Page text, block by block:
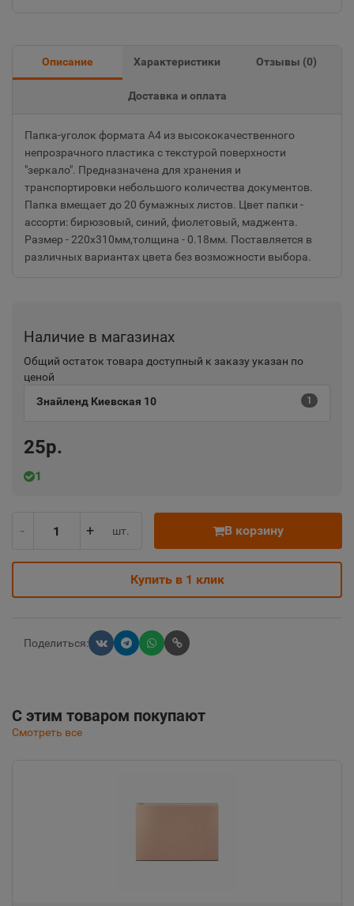
Описание Характеристики Отзывы (0)
Доставка и оплата
Папка-уголок формата А4 из высококачественного
непрозрачного пластика с текстурой поверхности
"зеркало". Предназначена для хранения и
транспортировки небольшого количества документов.
Папка вмещает до 20 бумажных листов. Цвет папки -
ассорти: бирюзовый, синий, фиолетовый, маджента.
Размер - 220х310мм,толщина - 0.18мм. Поставляется в
различных вариантах цвета без возможности выбора.
Наличие в магазинах
Общий остаток товара доступный к заказу указан по
ценой
Знайленд Киевская 10
1
25р.
1
- + шт. В корзину
Купить в 1 клик
Поделиться:
С этим товаром покупают
Смотреть все